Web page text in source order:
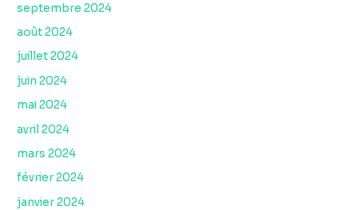
septembre 2024
août 2024
juillet 2024
juin 2024
mai 2024
avril 2024
mars 2024
février 2024
janvier 2024